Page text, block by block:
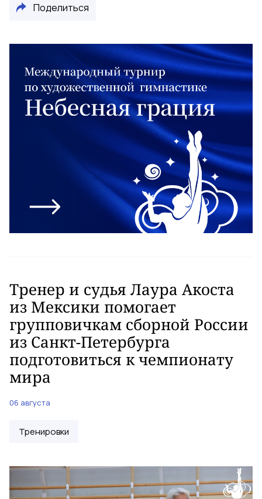
Поделиться
Тренер и судья Лаура Акоста
из Мексики помогает
групповичкам сборной России
из Санкт-Петербурга
подготовиться к чемпионату
мира
06 августа
Тренировки